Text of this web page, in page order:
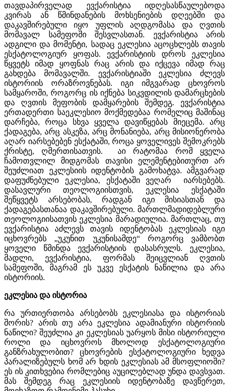
თავდაპირველად ევქარისტია იდღესასწაულებოდა
კვირას ან წმინდანების მოხსენიების დღეებში და
დაკავშირებული იყო უფლის აღდგომასა და ღვთის
მომავალ სამეფოში შესვლასთან. ევქარისტია არის
ადგილი და მომენტი, სადაც ეკლესია აცოცხლებს თავის
ესქატოლოგიურ ყოფას. ევქარისტიის დროს ეკლესია
წყვეტს იმად ყოფნას რაც არის და იქცევა იმად რაც
გახდება მომავალში. ევქარისტიაში ეკლესია ძლევს
ისტორიის ორაზროვნებას. იგი იმგვარად ცხოვროს
სამყაროში, როგორც ის იქნება სიკვდილის დამარცხების
და ღვთის მეფობის დამყარების შემდეგ. ევქარისტია
ერთადერთი საეკლესიო მოქმედებაა რომელიც მაშინაც
დარჩება, როცა სხვა ყველა დავიწყებას მიეცემა. არც
ქადაგება, არც ასკეზა, არც მონანიება, არც მისიონერობა
აღარ იარსებებენ ესქატაში, როცა ყოველივეს შემოკრებს
ქრისტე, ღმერთისათვის. აი რატომაა რომ ყველა
ჩამოთვლილ მიდგომას თავისი ელემენტებითურთ არ
შეუძლიათ ეკლესიის იდენტობის გამოხატვა. ამგვარად
დაფუძნებული ეკლესია, ესქატაში ვეღარ იარსებებს.
დასავლური თეოლოგიისთვის, ეკლესია ესქატაში
შეწყვეტს არსებობას, რადგან იგი მისიასთან და
ქადაგებასთანაა დაკავშირებული. მართლმადიდებლური
თეოლოგიისათვის ეკლესია მარადიულია. მართლაც, თუ
ევქარისტია აძლევს თავის იდენტობას ეკლესიას იგი
იცხოვრებს „უკუნით უკუნისამდე“ როგორც ვამბობთ
ყოველი წმინდა ევქარისტიის დასასრულს. ეკლესია,
მადლი, ევქარისტია, ფორმას შეიცვლიან ღვთის
სამეფოში, მაგრამ ეს უკვე ესქატის ნაწილია და არა
ისტორიის.
ეკლესია და ისტორია
რა ურთიერთობა არსებობს ეკლესიასა და ისტორიას
შორის? არის თუ არა ეკლესია ადამიანური ისტორიის
ნაწილი? შეუძლია კი ეკლესიას უარყოს მისი ისტორიული
როლი და იცხოვროს მხოლოდ ესქატოლოგიური
განზრახულობით? ცხოვრების ესქატოლოგიური ხედვა
პარალიზებულს ხომ არ ხდის ეკლესიას ამ მსოფლიოში?
ეს ის კითხვებია რომლებიც აუცილებლად უნდა დავსვათ.
მას შემდეგ რაც ეკლესიის იდენტობაზე დავწერეთ,